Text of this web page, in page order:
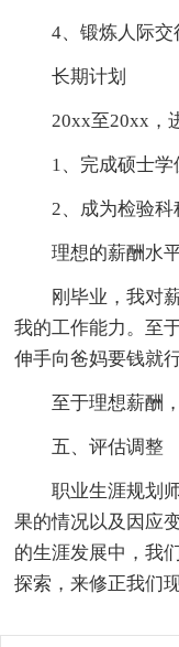
4、锻炼人际
长期计划
20xx至20xx，
1、完成硕士学
2、成为检验科
理想的薪酬水
刚毕业，我对
我的工作能力。至
伸手向爸妈要钱就行
至于理想薪酬
五、评估调整
职业生涯规划
果的情况以及因应
的生涯发展中，我
探索，来修正我们